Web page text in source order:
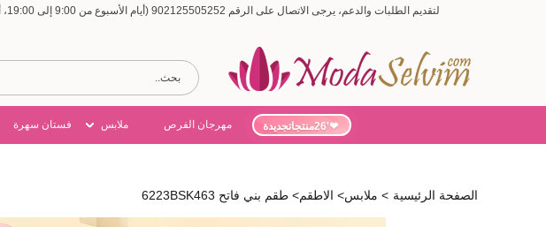
لتقديم الطلبات والدعم، يرجى الاتصال على الرقم 902125505252 (أيام الأسبوع من 9:00 إلى 19:00، أيام السبت من 9:00 إلى 15:00)
'26منتجاتجديدة مهرجان الفرص ملابس فستان سهرة
الصفحة الرئيسية > ملابس> الاطقم> طقم بني فاتح 6223BSK463